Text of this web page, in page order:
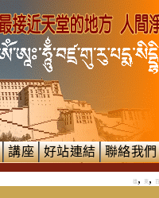
講座 好站連結 聯絡我們
雄 , , 百